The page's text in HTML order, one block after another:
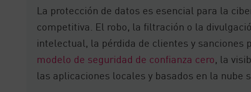
La protección de datos es esencial para la
competitiva. El robo, la filtración o la
intelectual, la pérdida de clientes y
modelo de seguridad de confianza cero, la
las aplicaciones locales y basados en la nube